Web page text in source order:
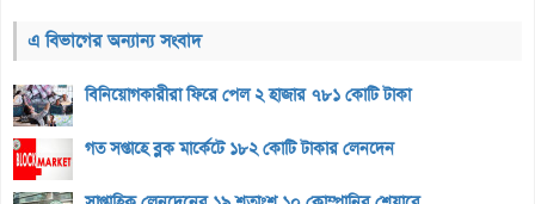
এ বিভাগের অন্যান্য সংবাদ
বিনিয়োগকারীরা ফিরে পেল ২ হাজার ৭৮১ কোটি টাকা
গত সপ্তাহে ব্লক মার্কেটে ১৮২ কোটি টাকার লেনদেন